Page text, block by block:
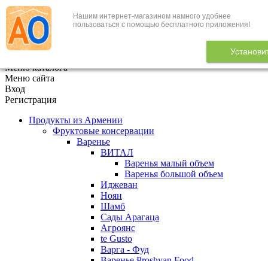
Нашим интернет-магазином намного удобнее
пользоваться с помощью бесплатного приложения!
+7 (495) 646-888-1
В корзине 0
Меню каталога
Меню сайта
Вход
Регистрация
Продукты из Армении
Фруктовые консервации
Варенье
ВИТАЛ
Варенья малый объем
Варенья большой объем
Иджеван
Ноян
Шамб
Сады Арагаца
Агроянс
te Gusto
Варга - Фуд